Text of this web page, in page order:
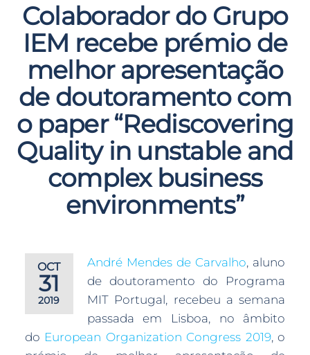
Colaborador do Grupo
IEM recebe prémio de
melhor apresentação
de doutoramento com
o paper “Rediscovering
Quality in unstable and
complex business
environments”
OCT
31
2019
André Mendes de Carvalho, aluno
de doutoramento do Programa
MIT Portugal, recebeu a semana
passada em Lisboa, no âmbito
do European Organization Congress 2019, o